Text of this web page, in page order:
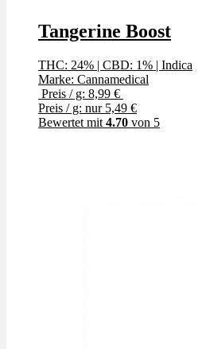
Tangerine Boost
THC: 24% | CBD: 1% | Indica
Marke: Cannamedical
Preis / g: 8,99 €
Preis / g: nur 5,49 €
Bewertet mit 4.70 von 5